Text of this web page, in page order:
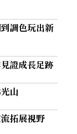
調色玩出新
證成長足跡
山
拓展視野